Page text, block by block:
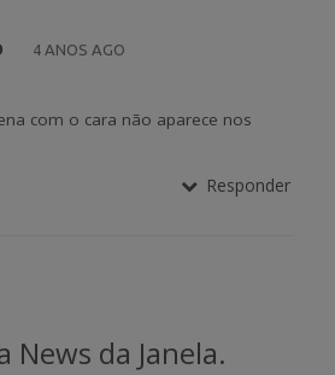
4 ANOS AGO
com o cara não aparece nos
Responder
News da Janela.